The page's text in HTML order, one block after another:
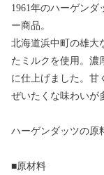
1961年のハーゲン
ー商品。
北海道浜中町の雄大
たミルクを使用。濃
に仕上げました。甘
ぜいたくな味わいが
ハーゲンダッツの原
■原材料